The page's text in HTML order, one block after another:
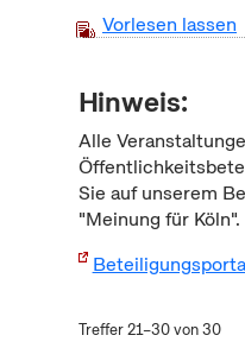
Vorlesen lassen
Hinweis:
Alle
Sie auf unserem
"Meinung für Köln".
Treffer 21–30 von 30